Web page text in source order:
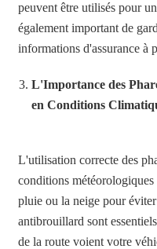
peuvent être utilisés pour
également important de
informations d'assurance à
L'Importance des
en Conditions
L'utilisation correcte des
conditions
pluie ou la neige pour
antibrouillard sont
de la route voient votre